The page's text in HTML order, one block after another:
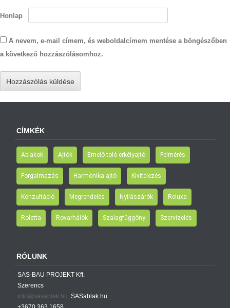
Honlap
A nevem, e-mail címem, és weboldalcímem mentése a böngészőben
a következő hozzászólásomhoz.
CÍMKÉK
Ablakok Ajtók Emelő-toló erkélyajtó Felmérés
Forgalmazás Harmónika ajtó Kivitelezés
Konzultáció Megrendelés Nyílászárók Reluxa
Roletta Rovarhálók Szalagfüggöny Szervizelés
RÓLUNK
SAS-BAU PROJEKT Kft.
Szerencs
info@sasablak.hu SASablak.hu